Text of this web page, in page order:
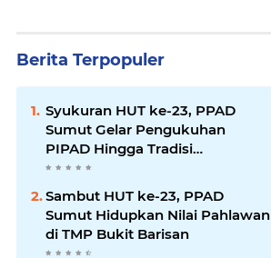
Berita Terpopuler
Syukuran HUT ke-23, PPAD
Sumut Gelar Pengukuhan
PIPAD Hingga Tradisi
Kekeluargaan
Sambut HUT ke-23, PPAD
Sumut Hidupkan Nilai Pahlawan
di TMP Bukit Barisan